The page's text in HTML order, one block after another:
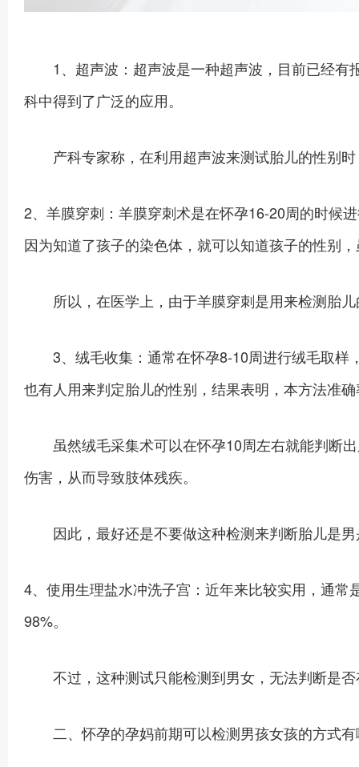
1、超声波：超声波是一种超声波，目前已经有
科中得到了广泛的应用。
产科专家称，在利用超声波来测试胎儿的性别时
2、羊膜穿刺：羊膜穿刺术是在怀孕16-20周的时候
因为知道了孩子的染色体，就可以知道孩子的性别
所以，在医学上，由于羊膜穿刺是用来检测胎儿
3、绒毛收集：通常在怀孕8-10周进行绒毛取样
也有人用来判定胎儿的性别，结果表明，本方法准
虽然绒毛采集术可以在怀孕10周左右就能判断出
伤害，从而导致肢体残疾。
因此，最好还是不要做这种检测来判断胎儿是男
4、使用生理盐水冲洗子宫：近年来比较实用，通
98%。
不过，这种测试只能检测到男女，无法判断是否
二、怀孕的孕妈前期可以检测男孩女孩的方式有